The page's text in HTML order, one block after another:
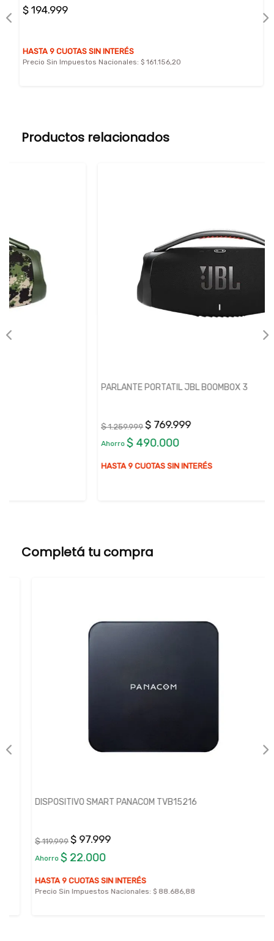
$ 194.999
HASTA 9 CUOTAS SIN INTERÉS
Precio Sin Impuestos Nacionales:$ 161.156,20
Productos relacionados
PARLANTE PORTATIL JBL BOOMBOX 3
$ 769.999
$ 490.000
HASTA 9 CUOTAS SIN INTERÉS
Completá tu compra
DISPOSITIVO SMART PANACOM TVB15216
$ 119.999 $ 97.999
Ahorro$ 22.000
HASTA 9 CUOTAS SIN INTERÉS
Precio Sin Impuestos Nacionales:$ 88.686,88